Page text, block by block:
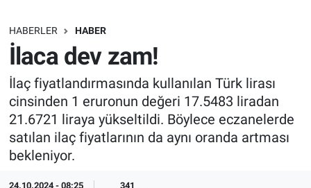
HABERLER HABER
İlaca dev zam!
İlaç fiyatlandırmasında kullanılan Türk lirası
cinsinden 1 eruronun değeri 17.5483 liradan
21.6721 liraya yükseltildi. Böylece eczanelerde
satılan ilaç fiyatlarının da aynı oranda artması
bekleniyor.
24.10.2024 - 08:25 341
Bilim turu
Doğa Konuşuyor
Dünya
Dünya
Sağlık
Spor
Yayın Akışı
Trafik Durumu
Tüm Manşetler
Son Dakika Haberleri
Haber Arşivi